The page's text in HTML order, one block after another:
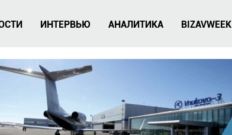
ИНТЕРВЬЮ АНАЛИТИКА BIZAVWEEK